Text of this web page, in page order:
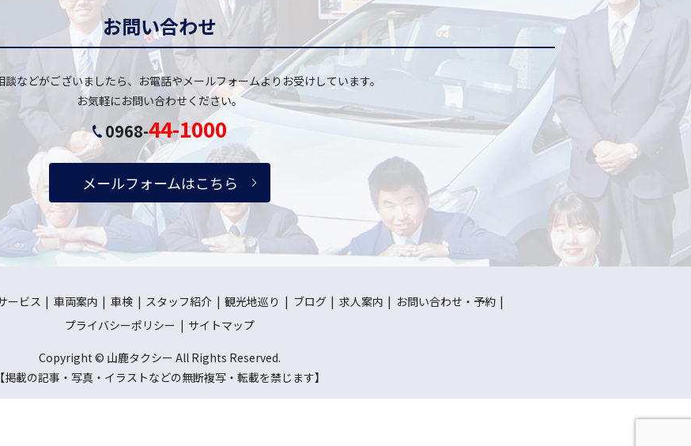
お問い合わせ
談などがございましたら、お電話やメールフォームよりお受けしています。
お気軽にお問い合わせください。
0968-44-1000
メールフォームはこちら
ービス 車両案内 車検 スタッフ紹介 観光地巡り ブログ 求人案内
お問い合わせ・予約
プライバシーポリシー
サイトマップ
Copyright © 山鹿タクシー All Rights Reserved.
【掲載の記事・写真・イラストなどの無断複写・転載を禁じます】